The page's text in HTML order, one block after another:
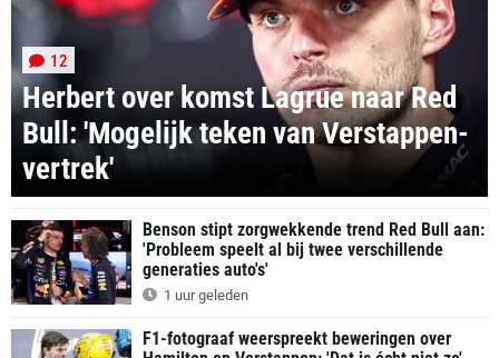
Herbert over komst Lagrue naar Red
Bull: 'Mogelijk teken van Verstappen-
vertrek'
12
Benson stipt zorgwekkende trend Red Bull aan:
'Probleem speelt al bij twee verschillende
generaties auto's'
1 uur geleden
F1-fotograaf weerspreekt beweringen over